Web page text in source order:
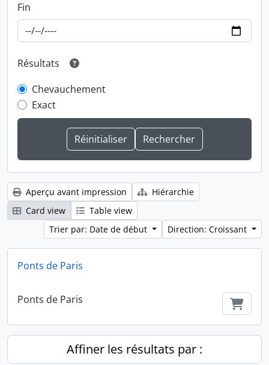
Fin
Résultats
Chevauchement
Exact
Aperçu avant impression
Hiérarchie
Card view
Table view
Trier par: Date de début
Direction: Croissant
Ponts de Paris
Ponts de Paris
Affiner les résultats par :